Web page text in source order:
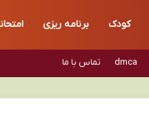
کودک برنامه ریزی
dmca تماس با ما